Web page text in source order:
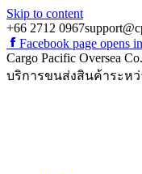
Skip to content
+66 2712 0967
Facebook page opens
Cargo Pacific Oversea
บริการขนส่งสินค้าระหว่